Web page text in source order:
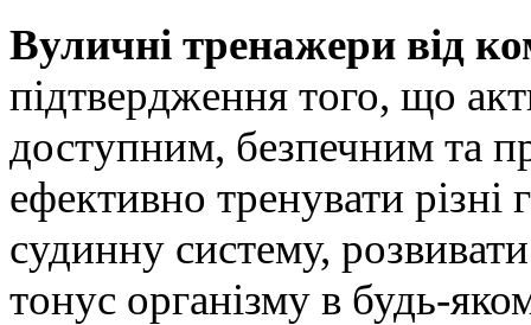
Вуличні тренажери від
підтвердження того, що
доступним, безпечним та
ефективно тренувати різні
судинну систему,
тонус організму в будь-